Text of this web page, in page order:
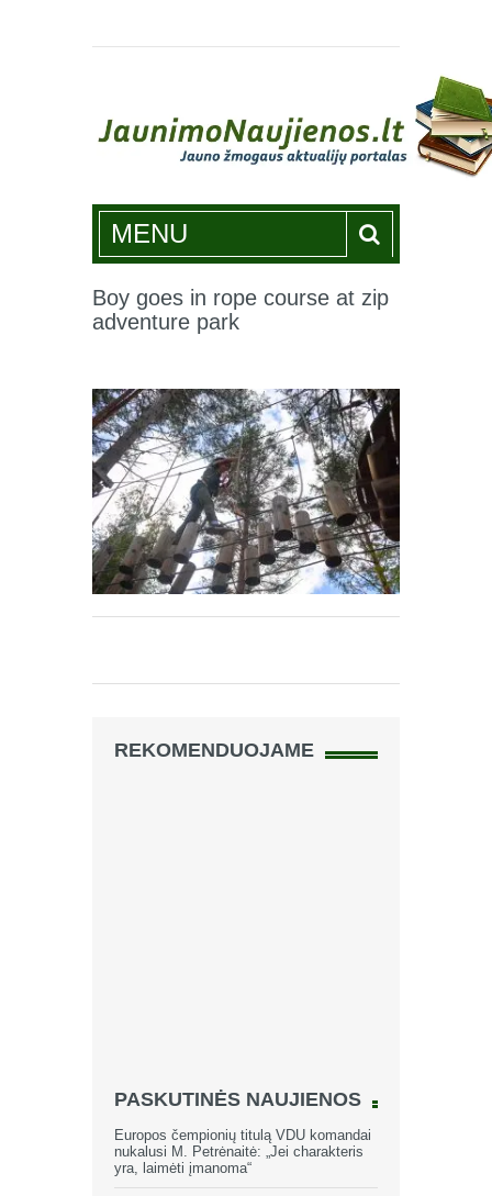
Jaunimonaujienos.lt
MENU
Boy goes in rope course at zip
adventure park
REKOMENDUOJAME
PASKUTINĖS NAUJIENOS
Europos čempionių titulą VDU komandai
nukalusi M. Petrėnaitė: „Jei charakteris
yra, laimėti įmanoma“